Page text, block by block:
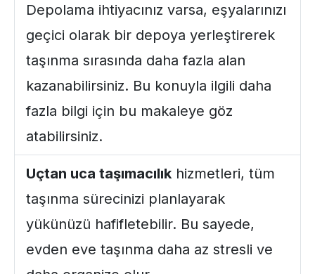
Depolama ihtiyacınız varsa, eşyalarınızı
geçici olarak bir depoya yerleştirerek
taşınma sırasında daha fazla alan
kazanabilirsiniz. Bu konuyla ilgili daha
fazla bilgi için bu makaleye göz
atabilirsiniz.
Uçtan uca taşımacılık hizmetleri, tüm
taşınma sürecinizi planlayarak
yükünüzü hafifletebilir. Bu sayede,
evden eve taşınma daha az stresli ve